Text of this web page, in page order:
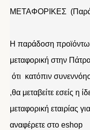
ΜΕΤΑΦΟΡΙΚΕΣ
Η παράδοση
μεταφορική στην
ότι κατόπιν
,θα μεταβείτε εσείς η
μεταφορική εταιρίας
αναφέρετε στο eshop